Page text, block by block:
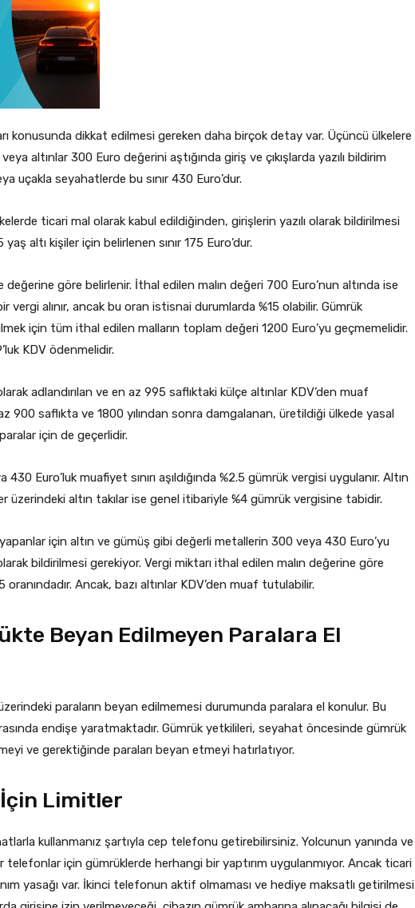
konusunda dikkat edilmesi gereken daha birçok detay var. Üçüncü ülkelere
altınlar 300 Euro değerini aştığında giriş ve çıkışlarda yazılı bildirim
uçakla seyahatlerde bu sınır 430 Euro’dur.
ticari mal olarak kabul edildiğinden, girişlerin yazılı olarak bildirilmesi
altı kişiler için belirlenen sınır 175 Euro’dur.
değerine göre belirlenir. İthal edilen malın değeri 700 Euro’nun altında ise
vergi alınır, ancak bu oran istisnai durumlarda %15 olabilir. Gümrük
için tüm ithal edilen malların toplam değeri 1200 Euro’yu geçmemelidir.
KDV ödenmelidir.
adlandırılan ve en az 995 saflıktaki külçe altınlar KDV’den muaf
900 saflıkta ve 1800 yılından sonra damgalanan, üretildiği ülkede yasal
için de geçerlidir.
Euro’luk muafiyet sınırı aşıldığında %2.5 gümrük vergisi uygulanır. Altın
üzerindeki altın takılar ise genel itibariyle %4 gümrük vergisine tabidir.
için altın ve gümüş gibi değerli metallerin 300 veya 430 Euro’yu
bildirilmesi gerekiyor. Vergi miktarı ithal edilen malın değerine göre
oranındadır. Ancak, bazı altınlar KDV’den muaf tutulabilir.
Beyan Edilmeyen Paralara El
paraların beyan edilmemesi durumunda paralara el konulur. Bu
endişe yaratmaktadır. Gümrük yetkilileri, seyahat öncesinde gümrük
ve gerektiğinde paraları beyan etmeyi hatırlatıyor.
Limitler
kullanmanız şartıyla cep telefonu getirebilirsiniz. Yolcunun yanında ve
telefonlar için gümrüklerde herhangi bir yaptırım uygulanmıyor. Ancak ticari
yasağı var. İkinci telefonun aktif olmaması ve hediye maksatlı getirilmesi